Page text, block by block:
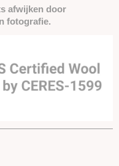
afwijken door
fotografie.